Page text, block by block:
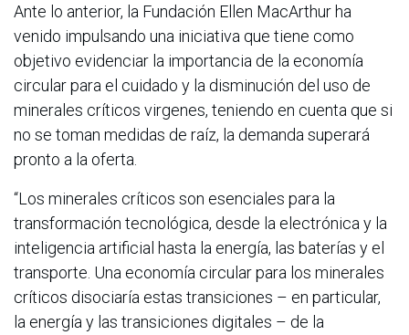
Ante lo anterior, la Fundación Ellen MacArthur ha
venido impulsando una iniciativa que tiene como
objetivo evidenciar la importancia de la economía
circular para el cuidado y la disminución del uso de
minerales críticos virgenes, teniendo en cuenta que si
no se toman medidas de raíz, la demanda superará
pronto a la oferta.
“Los minerales críticos son esenciales para la
transformación tecnológica, desde la electrónica y la
inteligencia artificial hasta la energía, las baterías y el
transporte. Una economía circular para los minerales
críticos disociaría estas transiciones – en particular,
la energía y las transiciones digitales – de la